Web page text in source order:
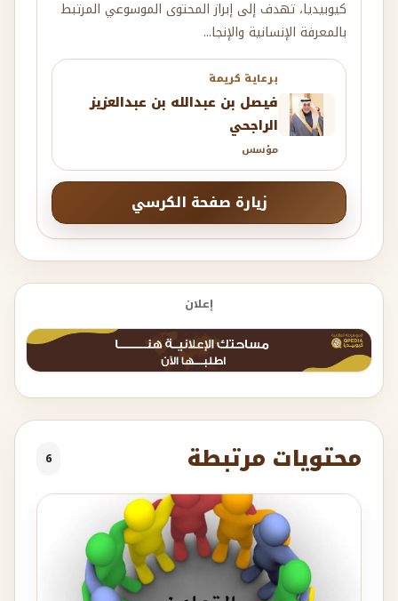
برعاية كريمة
فيصل بن عبدالله بن عبدالعزيز
الراجحي
مؤسس
زيارة صفحة الكرسي
إعلان
محتويات مرتبطة